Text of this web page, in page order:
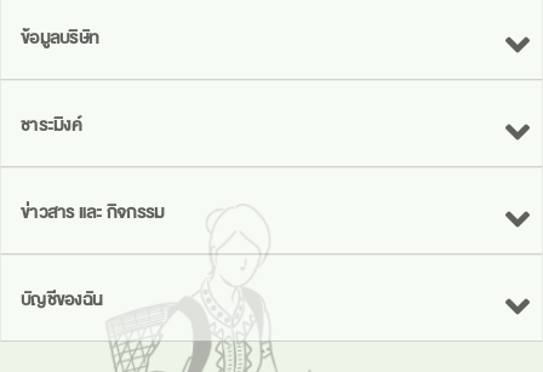
ข้อมูลบริษัท
ชาระมิงค์
ข่าวสาร และ กิจกรรม
บัญชีของฉัน